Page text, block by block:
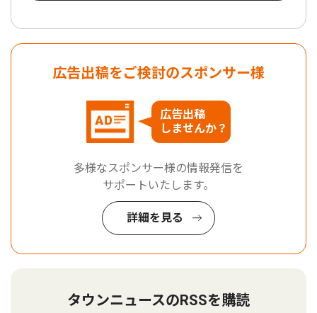
広告出稿をご検討のスポンサー様
広告出稿
しませんか？
多様なスポンサー様の情報発信を
サポートいたします。
詳細を見る
タウンニュースのRSSを購読